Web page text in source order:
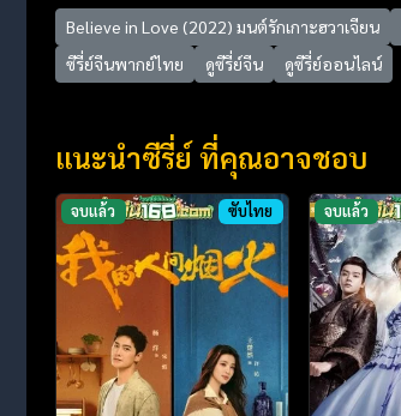
Believe in Love (2022) มนต์รักเกาะฮวาเจียน
ซีรี่ย์จีนพากย์ไทย
ดูซีรี่ย์จีน ดูซีรี่ย์ออนไลน์
แนะนำซีรี่ย์ ที่คุณอาจชอบ
จบแล้ว ซับไทย จบแล้ว